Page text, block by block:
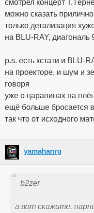
смотрел концерт
можно сказать
только детализация
на BLU-RAY,
p.s. есть кстати и BLU-
на проекторе, и шум и
говоря
уже о царапинах на
ещё больше бросается в
так что от исходного
yamahanrg
b2zer
а вот скажите,